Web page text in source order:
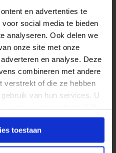
en advertenties te
social media te bieden
analyseren. Ook delen we
onze site met onze
en analyse. Deze
combineren met andere
verstrekt of die ze hebben
van hun services. U
toestaan
door Bob Woltersin Nieuws
om specifieke
die bestaande relaties
en Twitter kon dit
ook Google met deze
onder haar
je meest waardevolle